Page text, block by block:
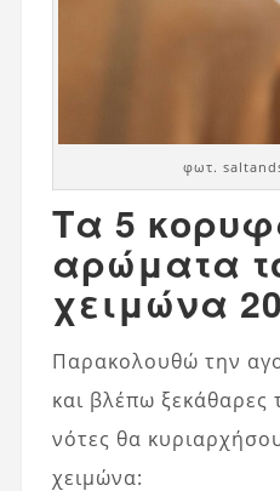
φωτ.
Τα 5
αρώματα
χειμώνα
Παρακολουθώ την
και βλέπω ξεκάθαρες
νότες θα
χειμώνα: